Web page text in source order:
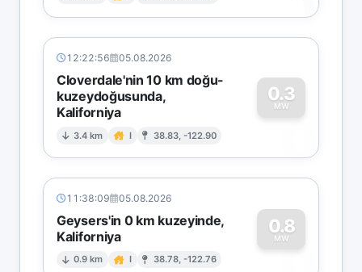
12:22:56 05.08.2026
Cloverdale'nin 10 km doğu-
kuzeydoğusunda,
Kaliforniya
3.4 km I 38.83, -122.90
0.3
MW
0
11:38:09 05.08.2026
Geysers'in 0 km kuzeyinde,
Kaliforniya
0.9 km I 38.78, -122.76
0.8
MW